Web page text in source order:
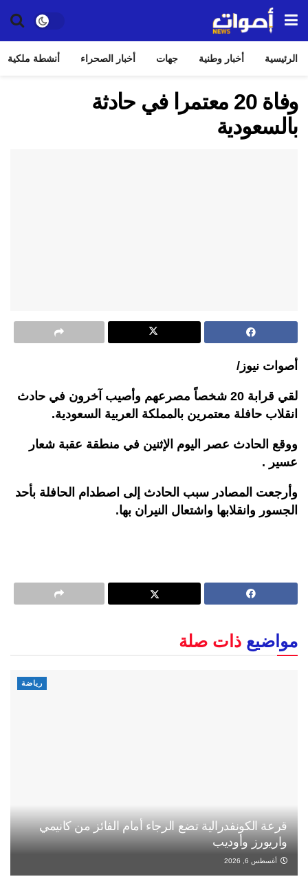
الرئيسية أخبار وطنية جهات أخبار الصحراء أنشطة ملكية
وفاة 20 معتمرا في حادثة
بالسعودية
أصوات نيوز/
لقي قرابة 20 شخصاً مصرعهم وأصيب آخرون في حادث
انقلاب حافلة معتمرين بالمملكة العربية السعودية.
ووقع الحادث عصر اليوم الإثنين في منطقة عقبة شعار
عسير .
وأرجعت المصادر سبب الحادث إلى اصطدام الحافلة بأحد
الجسور وانقلابها واشتعال النيران بها.
مواضيع ذات صلة
رياضة
قرعة الكونفدرالية تضع الرجاء أمام الفائز من كانيمي
واريورز وأوديب
أغسطس 6, 2026